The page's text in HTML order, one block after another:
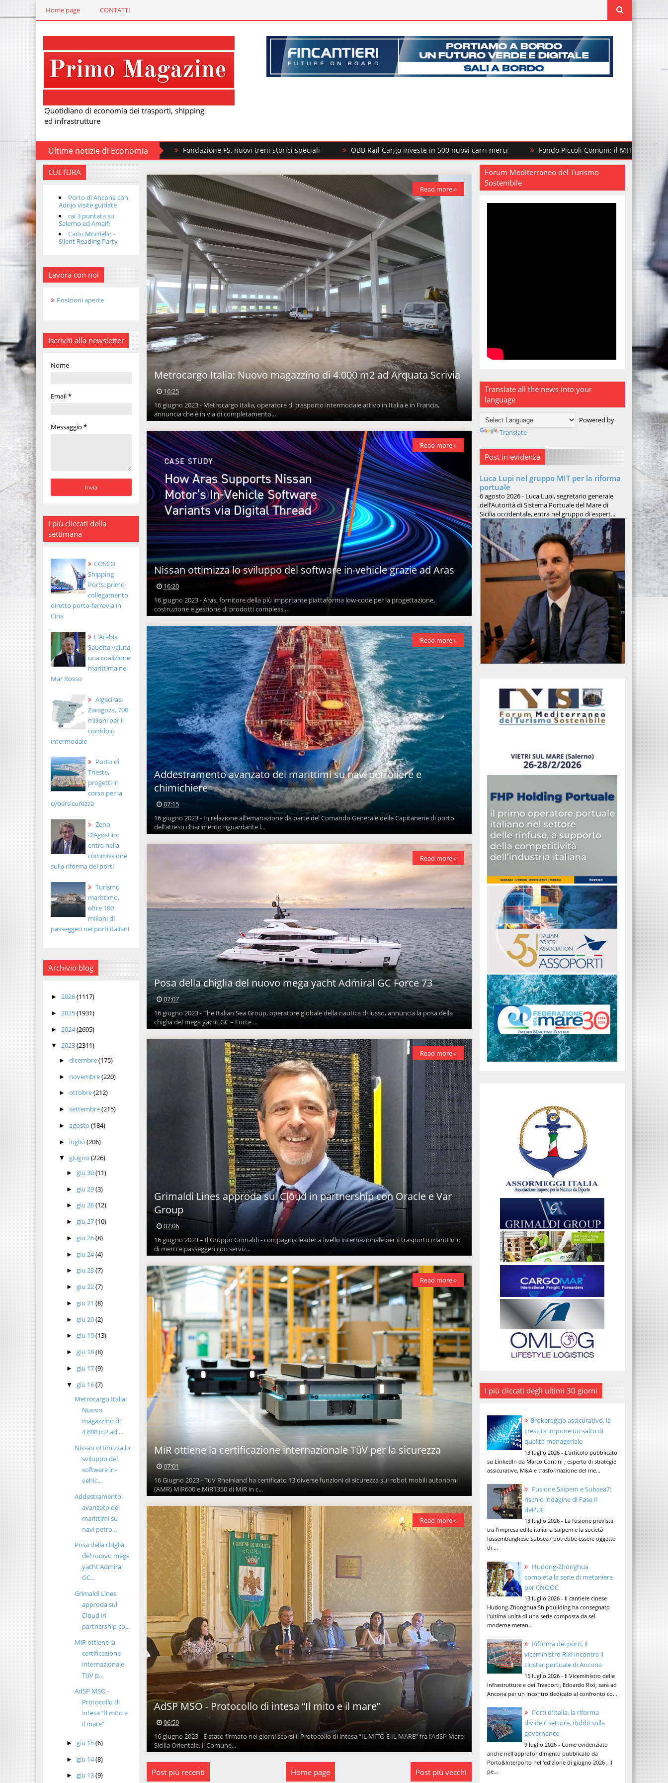
Home page CONTATTI
Quotidiano di economia dei trasporti, shipping
ed infrastrutture
Ultime notizie di EconomiaFondazione FS, nuovi treni storici speciali ÖBB Rail Cargo investe in 500 nuovi carri merci Fondo Piccoli Comuni: il MIT finanzia altri 292
CULTURA
Porto di Ancona con
Adrijo visite guidate
rai 3 puntata su
Salerno ed Amalfi
Carlo Morriello -
Silent Reading Party
Lavora con noi
Posizioni aperte
Iscriviti alla newsletter
Nome
Email*
Messaggio *
I più cliccati della
settimana
COSCO
Shipping
Ports: primo
collegamento
diretto porto-ferrovia in
Cina
L'Arabia
Saudita valuta
una coalizione
marittima nel
Mar Rosso
Algeciras-
Zaragoza, 700
milioni per il
corridoio
intermodale
Porto di
Trieste,
progetti in
corso per la
cybersicurezza
Zeno
D’Agostino
entra nella
commissione
sulla riforma dei porti
Turismo
marittimo,
oltre 100
milioni di
passeggeri nei porti italiani
Archivio blog
► 2026(1117)
► 2025(1931)
► 2024(2695)
▼ 2023(2311)
► dicembre(175)
► novembre(220)
► ottobre(212)
► settembre(215)
► agosto (184)
► luglio (206)
▼ giugno (226)
► giu 30(11)
► giu 29(3)
► giu 28(12)
► giu 27(10)
► giu 26(8)
► giu 24(4)
► giu 23(7)
► giu 22(7)
► giu 21(8)
► giu 20(2)
► giu 19(13)
► giu 18(8)
► giu 17(9)
▼ giu 16(7)
Metrocargo Italia:
Nuovo
magazzino di
4.000 m2 ad ...
Nissan ottimizza lo
sviluppo del
software in-
vehic...
Addestramento
avanzato dei
marittimi su
navi petro...
Posa della chiglia
del nuovo mega
yacht Admiral
GC...
Grimaldi Lines
approda sul
Cloud in
partnership co...
MiR ottiene la
certificazione
internazionale
TüV p...
AdSP MSO -
Protocollo di
intesa “Il mito e
il mare”
► giu 15(6)
► giu 14(8)
► giu 13(9)
Metrocargo Italia: Nuovo magazzino di 4.000 m2 ad Arquata Scrivia
16:25
16 giugno 2023 - Metrocargo Italia, operatore di trasporto intermodale attivo in Italia e in Francia,
annuncia che è in via di completamento...
Read more »
Nissan ottimizza lo sviluppo del software in-vehicle grazie ad Aras
16:20
16 giugno 2023 - Aras, fornitore della più importante piattaforma low-code per la progettazione,
costruzione e gestione di prodotti compless...
Read more »
Addestramento avanzato dei marittimi su navi petroliere e
chimichiere
07:15
16 giugno 2023 - In relazione all’emanazione da parte del Comando Generale delle Capitanerie di porto
dell’atteso chiarimento riguardante l...
Read more »
Posa della chiglia del nuovo mega yacht Admiral GC Force 73
07:07
16 giugno 2023 - The Italian Sea Group, operatore globale della nautica di lusso, annuncia la posa della
chiglia del mega yacht GC – Force ...
Read more »
Grimaldi Lines approda sul Cloud in partnership con Oracle e Var
Group
07:06
16 giugno 2023 – Il Gruppo Grimaldi - compagnia leader a livello internazionale per il trasporto marittimo
di merci e passeggeri con serviz...
Read more »
MiR ottiene la certificazione internazionale TüV per la sicurezza
07:01
16 Giugno 2023 - TüV Rheinland ha certificato 13 diverse funzioni di sicurezza sui robot mobili autonomi
(AMR) MiR600 e MiR1350 di MiR in c...
Read more »
AdSP MSO - Protocollo di intesa “Il mito e il mare”
06:59
16 giugno 2023 - È stato firmato nei giorni scorsi il Protocollo di intesa “IL MITO E IL MARE” fra l’AdSP Mare
Sicilia Orientale, il Comune...
Read more »
Post più recenti Post più vecchi
Home page
Forum Mediterraneo del Turismo
Sostenibile
Translate all the news into your
language
Powered by
Translate
Post in evidenza
Luca Lupi nel gruppo MIT per la riforma
portuale
6 agosto 2026 - Luca Lupi, segretario generale
dell’Autorità di Sistema Portuale del Mare di
Sicilia occidentale, entra nel gruppo di espert...
I più cliccati degli ultimi 30 giorni
Brokeraggio assicurativo, la
crescita impone un salto di
qualità manageriale
13 luglio 2026 - L'articolo pubblicato
su LinkedIn da Marco Contini , esperto di strategie
assicurative, M&A e trasformazione del me...
Fusione Saipem e Subsea7:
rischio indagine di Fase II
dell'UE
13 luglio 2026 - La fusione prevista
tra l'impresa edile italiana Saipem e la società
lussemburghese Subsea7 potrebbe essere oggetto
di ...
Hudong-Zhonghua
completa la serie di metaniere
per CNOOC
13 luglio 2026 - Il cantiere cinese
Hudong-Zhonghua Shipbuilding ha consegnato
l'ultima unità di una serie composta da sei
moderne metan...
Riforma dei porti, il
viceministro Rixi incontra il
cluster portuale di Ancona
15 luglio 2026 - Il Viceministro delle
Infrastrutture e dei Trasporti, Edoardo Rixi, sarà ad
Ancona per un incontro dedicato al confronto co...
Porti d'Italia, la riforma
divide il settore, dubbi sulla
governance
9 luglio 2026 - Come evidenziato
anche nell'approfondimento pubblicato da
Porto&Interporto nell'edizione di giugno 2026 , il
pe...